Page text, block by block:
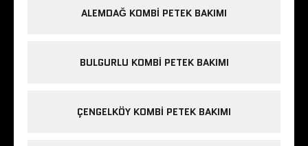
ALEMDAĞ KOMBI PETEK BAKIMI
BULGURLU KOMBI PETEK BAKIMI
ÇENGELKÖY KOMBI PETEK BAKIMI